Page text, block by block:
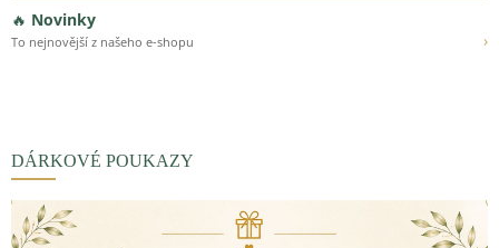
🔥 Novinky
To nejnovější z našeho e-shopu ›
DÁRKOVÉ POUKAZY